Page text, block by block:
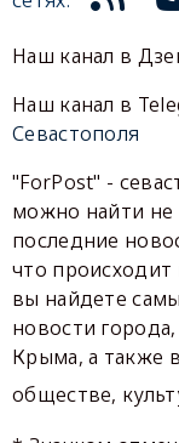
Наш канал в
Наш канал в
Севастополя
"ForPost" -
можно найти не
последние
что
вы найдете
новости
Крыма, а также
обществе,